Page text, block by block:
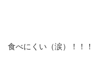
食べにくい（涙）！！！